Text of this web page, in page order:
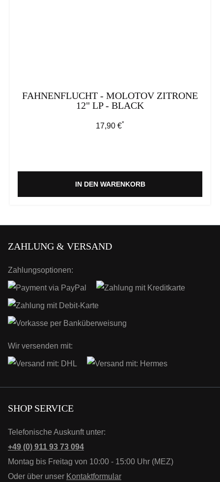
FAHNENFLUCHT - MOLOTOV ZITRONE
12" LP - BLACK
Regulärer Preis:
17,90 €*
IN DEN WARENKORB
ZAHLUNG & VERSAND
Zahlungsoptionen:
Wir versenden mit:
SHOP SERVICE
Telefonische Auskunft unter:
+49 (0) 911 93 73 094
Montag bis Freitag von 10:00 - 15:00 Uhr (MEZ)
Oder über unser Kontaktformular